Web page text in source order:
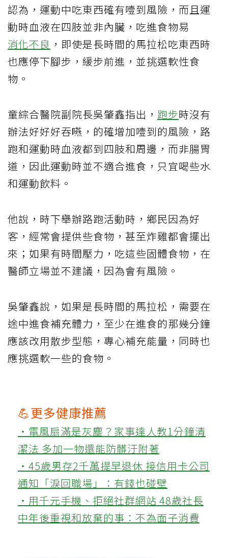
認為，運動中吃東西確有噎到風險，而且運
動時血液在四肢並非內臟，吃進食物易
消化不良 ，即使是長時間的馬拉松吃東西時
也應停下腳步，緩步前進，並挑選軟性食
物。
童綜合醫院副院長吳肇鑫指出， 跑步時沒有
辦法好好好吞嚥，的確增加噎到的風險，路
跑和運動時血液都到四肢和周邊，而非腸胃
道，因此運動時並不適合進食，只宜喝些水
和運動飲料。
他說，時下舉辦路跑活動時，鄉民因為好
客，經常會提供些食物，甚至炸雞都會擺出
來；如果有時間壓力，吃這些固體食物，在
醫師立場並不建議，因為會有風險。
吳肇鑫說，如果是長時間的馬拉松，需要在
途中進食補充體力，至少在進食的那幾分鐘
應該改用散步型態，專心補充能量，同時也
應挑選軟一些的食物。
💪更多健康推薦
‧電風扇滿是灰塵？家事達人教1分鐘清
潔法 多加一物還能防髒汙附著
‧45歲男存2千萬提早退休 接信用卡公司
通知「淚回職場」：有錢也碰壁
‧用千元手機、拒絕社群網站 48歲社長
中年後重視和放棄的事：不為面子消費